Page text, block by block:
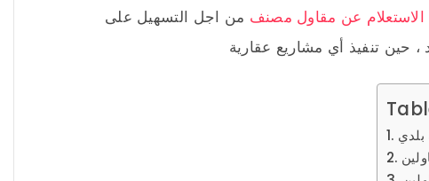
الاستعلام عن مقاول مصنف من اجل التسهيل على
، حين تنفيذ أي مشاريع عقارية